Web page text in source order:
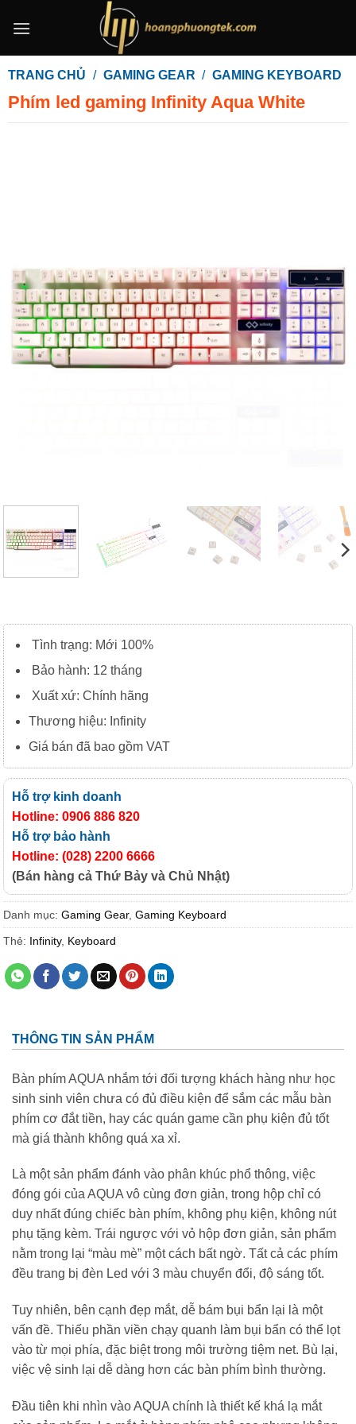
qua
dung
TRANG CHỦ / GAMING GEAR / GAMING KEYBOARD
Phím led gaming Infinity Aqua White
Tình trạng: Mới 100%
Bảo hành: 12 tháng
Xuất xứ: Chính hãng
Thương hiệu: Infinity
Giá bán đã bao gồm VAT
Hỗ trợ kinh doanh
Hotline: 0906 886 820
Hỗ trợ bảo hành
Hotline: (028) 2200 6666
(Bán hàng cả Thứ Bảy và Chủ Nhật)
Danh mục: Gaming Gear, Gaming Keyboard
Thẻ: Infinity, Keyboard
THÔNG TIN SẢN PHẨM
Bàn phím AQUA nhắm tới đối tượng khách hàng như học
sinh sinh viên chưa có đủ điều kiện để sắm các mẫu bàn
phím cơ đắt tiền, hay các quán game cần phụ kiện đủ tốt
mà giá thành không quá xa xỉ.
Là một sản phẩm đánh vào phân khúc phổ thông, việc
đóng gói của AQUA vô cùng đơn giản, trong hộp chỉ có
duy nhất đúng chiếc bàn phím, không phụ kiện, không nút
phụ tặng kèm. Trái ngược với vỏ hộp đơn giản, sản phẩm
nằm trong lại “màu mè” một cách bất ngờ. Tất cả các phím
đều trang bị đèn Led với 3 màu chuyển đổi, độ sáng tốt.
Tuy nhiên, bên cạnh đẹp mắt, dễ bám bụi bẩn lại là một
vấn đề. Thiếu phần viền chạy quanh làm bụi bẩn có thể lọt
vào từ mọi phía, đặc biệt trong môi trường tiệm net. Bù lại,
việc vệ sinh lại dễ dàng hơn các bàn phím bình thường.
Đầu tiên khi nhìn vào AQUA chính là thiết kế khá lạ mắt